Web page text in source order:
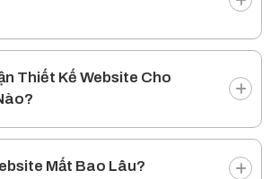
Thiết Kế Website Cho
Mất Bao Lâu?